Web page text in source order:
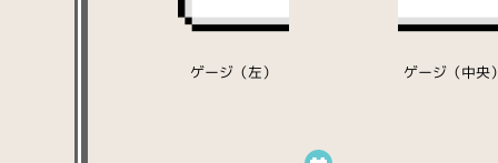
ゲージ（左） ゲージ（中央